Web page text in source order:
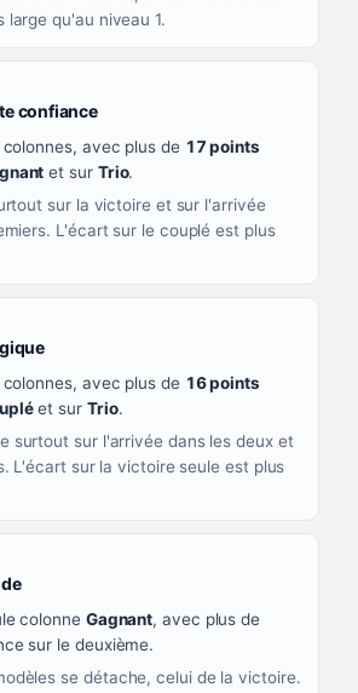
large qu'au niveau 1.
confiance, couleur beige
avec plus de 17 points
et sur Trio.
sur la victoire et sur l'arrivée
L'écart sur le couplé est plus
, couleur orange clair
avec plus de 16 points
et sur Trio.
surtout sur l'arrivée dans les deux et
L'écart sur la victoire seule est plus
, couleur bleu roi
colonne Gagnant, avec plus de
sur le deuxième.
se détache, celui de la victoire.